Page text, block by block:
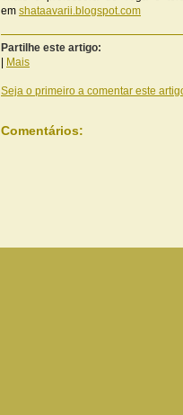
em shataavarii.blogspot.com
Partilhe este artigo:
Mais
Seja o primeiro a comentar este
Comentários: